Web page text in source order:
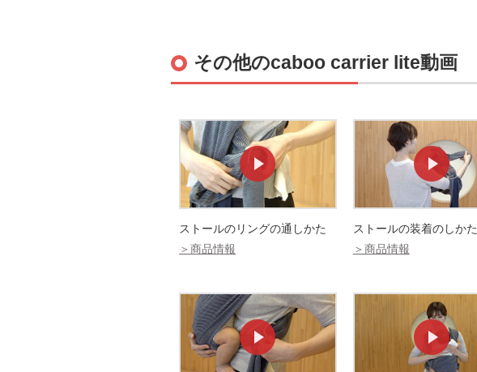
その他のcaboo carrier lite動画
ストールのリングの通しかた
＞商品情報
ストールの装着のしかた
＞商品情報